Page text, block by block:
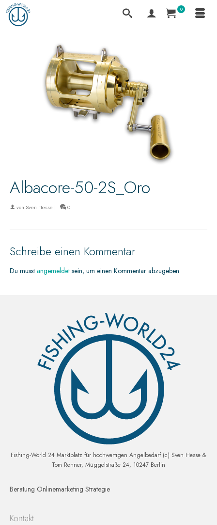
0
Albacore-50-2S_Oro
von Sven Hesse | 0
Schreibe einen Kommentar
Du musst angemeldet sein, um einen Kommentar abzugeben.
Fishing-World 24 Marktplatz für hochwertigen Angelbedarf (c) Sven Hesse &
Tom Renner, Müggelstraße 24, 10247 Berlin
Beratung Onlinemarketing Strategie
Kontakt